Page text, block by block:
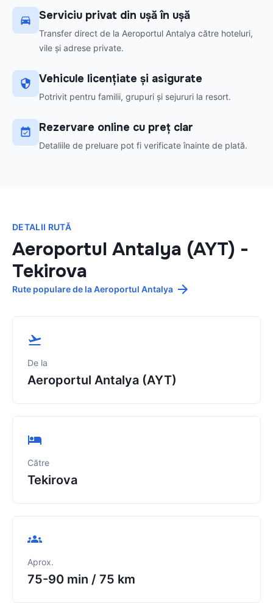
Serviciu privat din ușă în ușă
Transfer direct de la Aeroportul Antalya către hoteluri,
vile și adrese private.
Vehicule licențiate și asigurate
Potrivit pentru familii, grupuri și sejururi la resort.
Rezervare online cu preț clar
Detaliile de preluare pot fi verificate înainte de plată.
DETALII RUTĂ
Aeroportul Antalya (AYT) -
Tekirova
Rute populare de la Aeroportul Antalya
De la
Aeroportul Antalya (AYT)
Către
Tekirova
Aprox.
75-90 min / 75 km